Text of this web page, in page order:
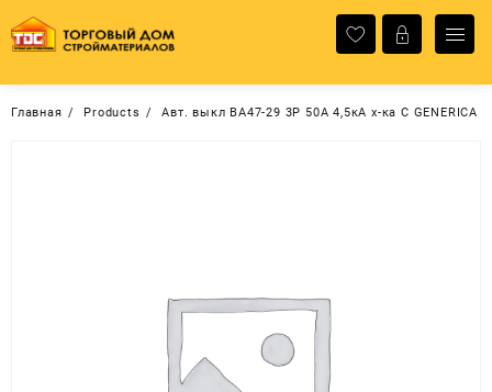
содержимому
Главная Products Авт. выкл ВА47-29 3Р 50А 4,5кА х-ка С GENERICA